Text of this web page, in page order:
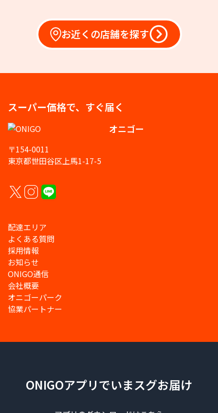
お近くの店舗を探す
スーパー価格で、すぐ届く
オニゴー
〒154-0011
東京都世田谷区上馬1-17-5
配達エリア
よくある質問
採用情報
お知らせ
ONIGO通信
会社概要
オニゴーパーク
協業パートナー
ONIGOアプリでいまスグお届け